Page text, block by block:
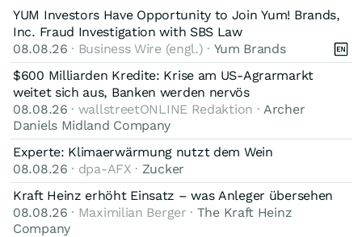
YUM Investors Have Opportunity to Join Yum! Brands,
Inc. Fraud Investigation with SBS Law
08.08.26 · Business Wire (engl.) · Yum Brands
$600 Milliarden Kredite: Krise am US-Agrarmarkt
weitet sich aus, Banken werden nervös
08.08.26 · wallstreetONLINE Redaktion ·Archer
Daniels Midland Company
Experte: Klimaerwärmung nutzt dem Wein
08.08.26 · dpa-AFX · Zucker
Kraft Heinz erhöht Einsatz – was Anleger übersehen
08.08.26 · Maximilian Berger · The Kraft Heinz
Company